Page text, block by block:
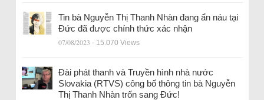
Tin bà Nguyễn Thị Thanh Nhàn đang ẩn náu tại
Đức đã được chính thức xác nhận
07/08/2023 - 15.070 Views
Đài phát thanh và Truyền hình nhà nước
Slovakia (RTVS) công bố thông tin bà Nguyễn
Thị Thanh Nhàn trốn sang Đức!